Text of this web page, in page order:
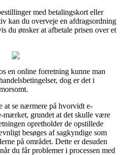
med betalingskort eller
kan du overveje en afdragsordning
du ønsker at afbetale prisen over et
en online forretning kunne man
dog er det i
at se nærmere på hvorvidt e-
mærket, grundet at det skulle være
opretholder de opstillede
besøges af sagkyndige som
på området. Dette er desuden
du får problemer i processen med